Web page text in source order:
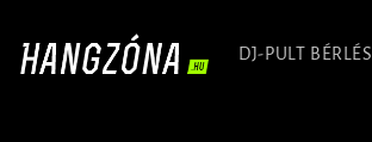
DJ-PULT BÉRLÉS